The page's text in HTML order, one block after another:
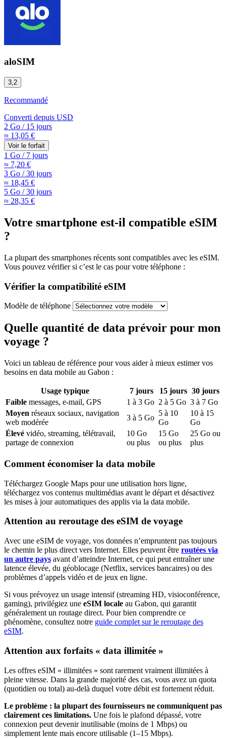
aloSIM
3,2
Recommandé
Converti depuis USD
2 Go /15 jours
≈ 13,05 €
Voir le forfait
1 Go /7 jours
≈ 7,20 €
3 Go /30 jours
≈ 18,45 €
5 Go /30 jours
≈ 28,35 €
Votre smartphone est-il compatible eSIM
?
La plupart des smartphones récents sont compatibles avec les eSIM.
Vous pouvez vérifier si c’est le cas pour votre téléphone :
Vérifier la compatibilité eSIM
Modèle de téléphone
Quelle quantité de data prévoir pour mon
voyage ?
Voici un tableau de référence pour vous aider à mieux estimer vos
besoins en data mobile au Gabon :
Usage typique 7 jours 15 jours 30jours
Faible messages, e-mail, GPS 1 à 3 Go 2 à 5 Go 3 à 7 Go
Moyen réseaux sociaux, navigation
web modérée
3 à 5 Go
5 à 10
Go
10 à 15
Go
Élevé vidéo, streaming, télétravail,
partage de connexion
10 Go
ou plus
15 Go
ou plus
25 Go ou
plus
Comment économiser la data mobile
Téléchargez Google Maps pour une utilisation hors ligne,
téléchargez vos contenus multimédias avant le départ et désactivez
les mises à jour automatiques des applis via la data mobile.
Attention au reroutage des eSIM de voyage
Avec une eSIM de voyage, vos données n’empruntent pas toujours
le chemin le plus direct vers Internet. Elles peuvent être routées via
un autre pays avant d’atteindre Internet, ce qui peut entraîner une
latence élevée, du géoblocage (Netflix, services bancaires) ou des
problèmes d’appels vidéo et de jeux en ligne.
Si vous prévoyez un usage intensif (streaming HD, visioconférence,
gaming), privilégiez une eSIM locale au Gabon, qui garantit
généralement un routage direct. Pour bien comprendre ce
phénomène, consultez notre guide complet sur le reroutage des
eSIM.
Attention aux forfaits « data illimitée »
Les offres eSIM « illimitées » sont rarement vraiment illimitées à
pleine vitesse. Dans la grande majorité des cas, vous avez un quota
(quotidien ou total) au-delà duquel votre débit est fortement réduit.
Le problème : la plupart des fournisseurs ne communiquent pas
clairement ces limitations. Une fois le plafond dépassé, votre
connexion peut devenir inutilisable (moins de 1 Mbps) ou
simplement lente mais encore utilisable (1–15 Mbps).